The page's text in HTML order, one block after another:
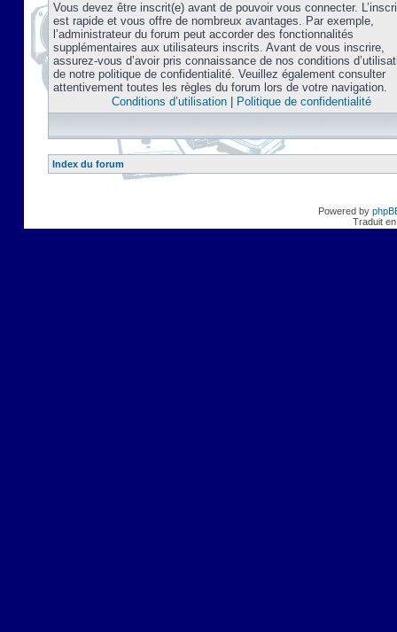
Vous devez être inscrit(e) avant de pouvoir vous connecter.
est rapide et vous offre de nombreux avantages. Par exemple,
l’administrateur du forum peut accorder des fonctionnalités
supplémentaires aux utilisateurs inscrits. Avant de vous inscrire,
assurez-vous d’avoir pris connaissance de nos conditions
de notre politique de confidentialité. Veuillez également consulter
attentivement toutes les règles du forum lors de votre navigation.
Conditions d’utilisation| Politique de confidentialité
Index du forum
Powered by
Traduit